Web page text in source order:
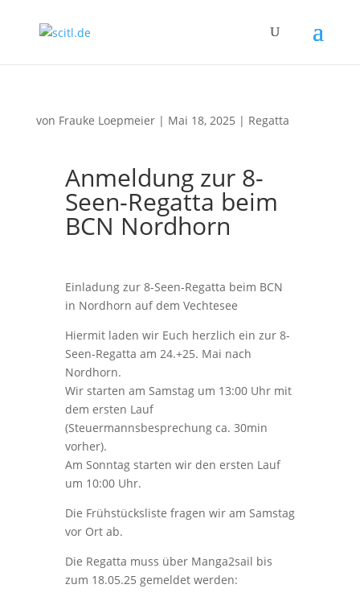
von Frauke Loepmeier| Mai 18, 2025 | Regatta
Anmeldung zur 8-
Seen-Regatta beim
BCN Nordhorn
Einladung zur 8-Seen-Regatta beim BCN
in Nordhorn auf dem Vechtesee
Hiermit laden wir Euch herzlich ein zur 8-
Seen-Regatta am 24.+25. Mai nach
Nordhorn.
Wir starten am Samstag um 13:00 Uhr mit
dem ersten Lauf
(Steuermannsbesprechung ca. 30min
vorher).
Am Sonntag starten wir den ersten Lauf
um 10:00 Uhr.
Die Frühstücksliste fragen wir am Samstag
vor Ort ab.
Die Regatta muss über Manga2sail bis
zum 18.05.25 gemeldet werden: